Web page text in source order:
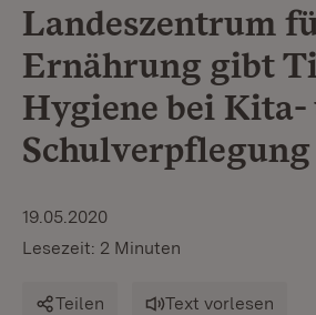
Landeszentrum
Ernährung gibt
Hygiene bei Kita-
Schulverpflegung
19.05.2020
Lesezeit: 2 Minuten
Teilen Text vorlesen